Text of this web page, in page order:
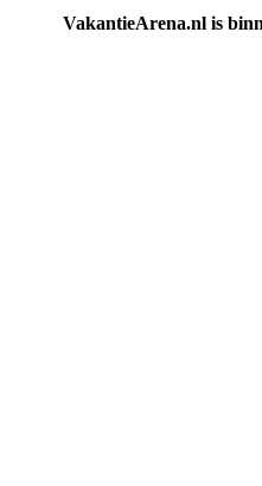
VakantieArena.nl is